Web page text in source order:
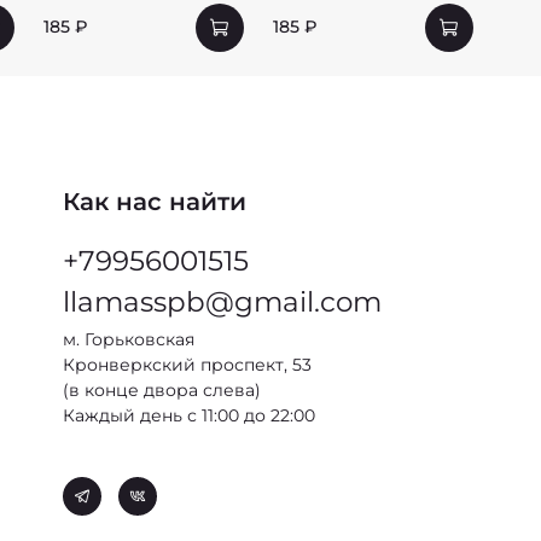
185 ₽
185 ₽
Как нас найти
+79956001515
llamasspb@gmail.com
м. Горьковская
Кронверкский проспект, 53
(в конце двора слева)
Каждый день с 11:00 до 22:00